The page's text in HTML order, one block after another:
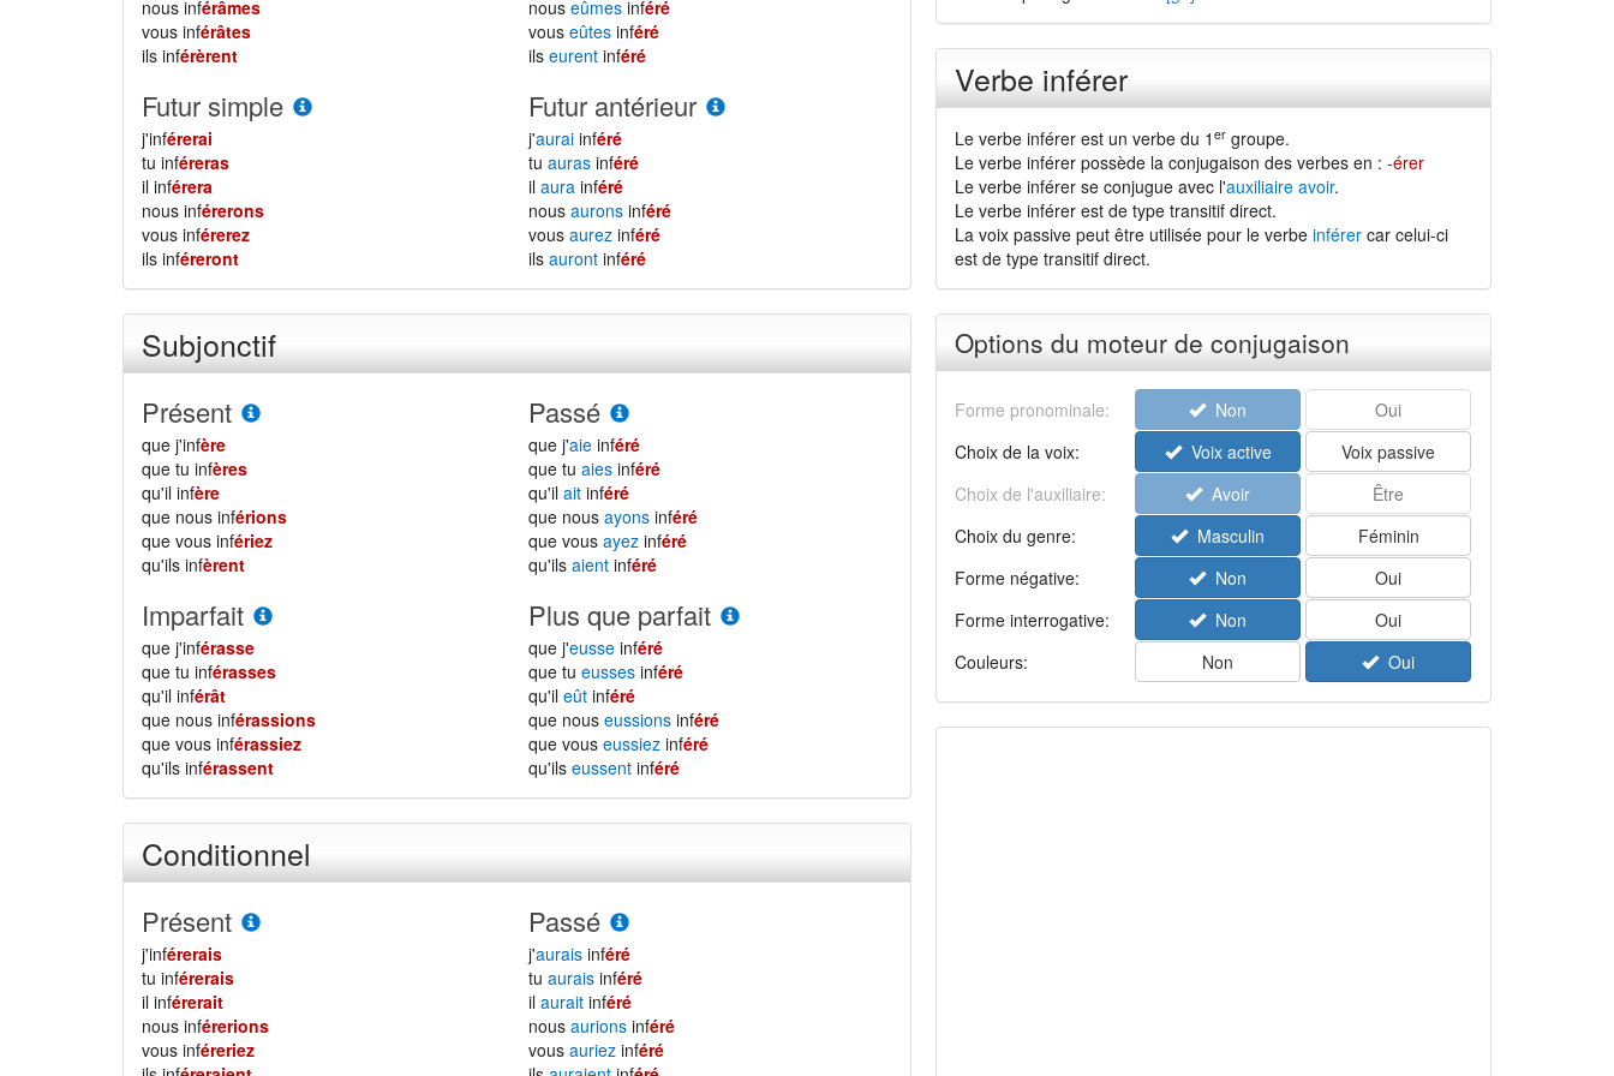
nous inférâmes
vous inférâtes
ils inférèrent
nouseûmes inféré
vouseûtes inféré
ilseurent inféré
Futur simple
j'inférerai
tu inféreras
il inférera
nous inférerons
vous inférerez
ils inféreront
Futur antérieur
j'aurai inféré
tuauras inféré
ilaura inféré
nousaurons inféré
vousaurez inféré
ilsauront inféré
Subjonctif
Présent
que j'infère
que tu infères
qu'il infère
que nous inférions
que vous infériez
qu'ils infèrent
Passé
que j'aie inféré
que tuaies inféré
qu'ilait inféré
que nousayons inféré
que vousayez inféré
qu'ilsaient inféré
Imparfait
que j'inférasse
que tu inférasses
qu'il inférât
que nous inférassions
que vous inférassiez
qu'ils inférassent
Plus que parfait
que j'eusse inféré
que tueusses inféré
qu'ileût inféré
que nouseussions inféré
que vouseussiez inféré
qu'ilseussent inféré
Conditionnel
Présent
j'inférerais
tu inférerais
il inférerait
nous inférerions
vous inféreriez
Passé
j'aurais inféré
tuaurais inféré
ilaurait inféré
nousaurions inféré
vousauriez inféré
Verbe inférer
Le verbe inférer est un verbe du 1 ergroupe.
Le verbe inférer possède la conjugaison des verbes en : -érer
Le verbe inférer se conjugue avec l'auxiliaire avoir.
Le verbe inférer est de type transitif direct.
La voix passive peut être utilisée pour le verbe inférercar celui-ci
est de type transitif direct.
Options du moteur de conjugaison
Forme pronominale: Non
Oui
Choix de la voix:
Voix active
Voix passive
Choix de l'auxiliaire:
Avoir
Être
Choix du genre:
Masculin
Féminin
Forme négative:
Non
Oui
Forme interrogative:
Non
Oui
Couleurs:
Non Oui